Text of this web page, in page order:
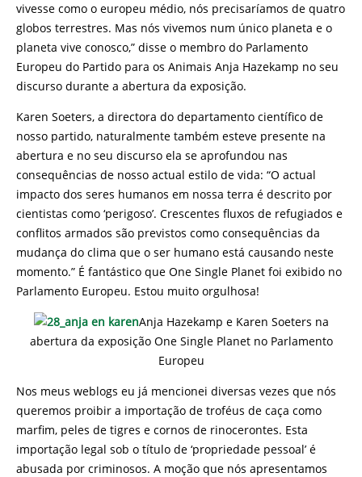
vivesse como o europeu médio, nós precisaríamos de quatro
globos terrestres. Mas nós vivemos num único planeta e o
planeta vive conosco,” disse o membro do Parlamento
Europeu do Partido para os Animais Anja Hazekamp no seu
discurso durante a abertura da exposição.
Karen Soeters, a directora do departamento científico de
nosso partido, naturalmente também esteve presente na
abertura e no seu discurso ela se aprofundou nas
consequências de nosso actual estilo de vida: “O actual
impacto dos seres humanos em nossa terra é descrito por
cientistas como ‘perigoso’. Crescentes fluxos de refugiados e
conflitos armados são previstos como consequências da
mudança do clima que o ser humano está causando neste
momento.” É fantástico que One Single Planet foi exibido no
Parlamento Europeu. Estou muito orgulhosa!
Anja Hazekamp e Karen Soeters na
abertura da exposição One Single Planet no Parlamento
Europeu
Nos meus weblogs eu já mencionei diversas vezes que nós
queremos proibir a importação de troféus de caça como
marfim, peles de tigres e cornos de rinocerontes. Esta
importação legal sob o título de ‘propriedade pessoal’ é
abusada por criminosos. A moção que nós apresentamos